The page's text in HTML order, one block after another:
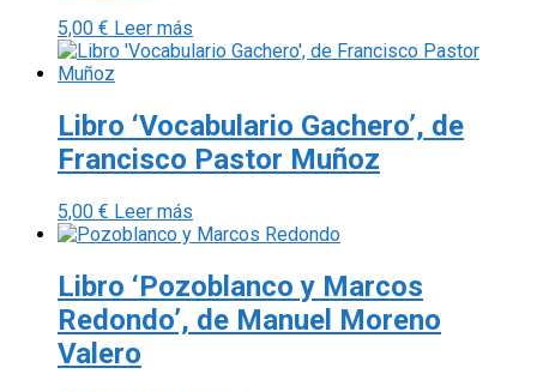
5,00 € Leer más
Libro ‘Vocabulario Gachero’, de
Francisco Pastor Muñoz
5,00 € Leer más
Libro ‘Pozoblanco y Marcos
Redondo’, de Manuel Moreno
Valero